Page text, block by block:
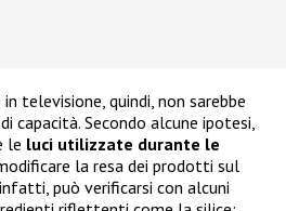
televisione, quindi, non sarebbe
capacità. Secondo alcune ipotesi,
le luci utilizzate durante le
la resa dei prodotti sul
può verificarsi con alcuni